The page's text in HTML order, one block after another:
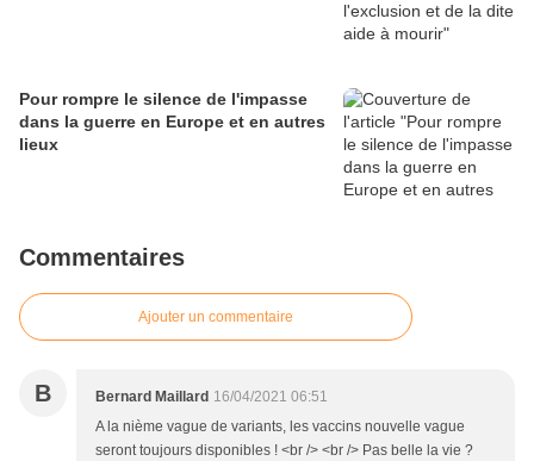
Pour rompre le silence de l'impasse
dans la guerre en Europe et en autres
lieux
Commentaires
Ajouter un commentaire
B Bernard Maillard 16/04/2021 06:51
A la nième vague de variants, les vaccins nouvelle vague
seront toujours disponibles ! <br /> <br /> Pas belle la vie ?